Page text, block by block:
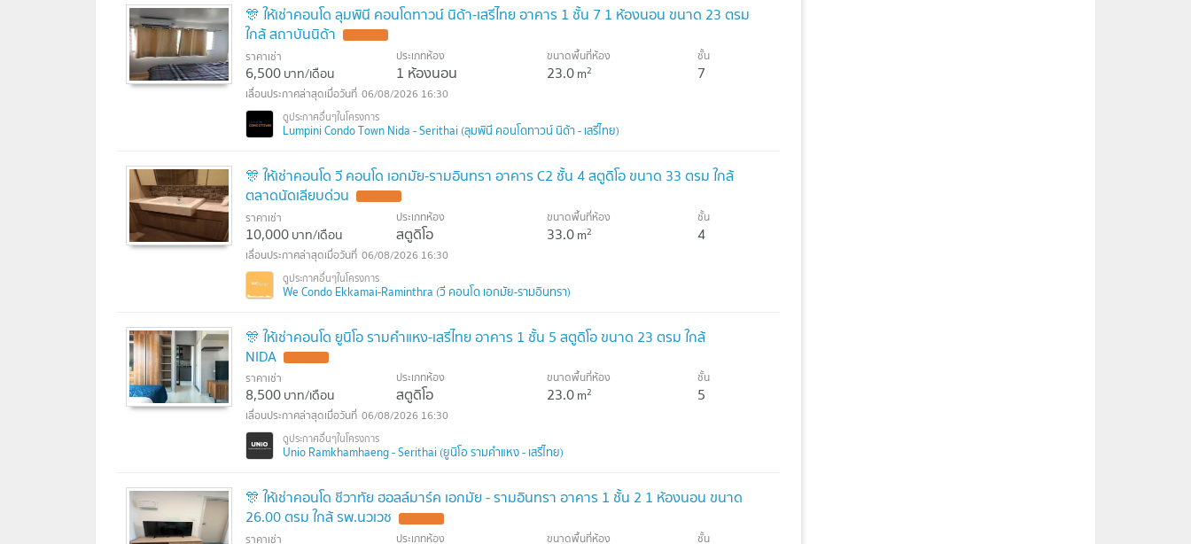
🎊 ให้เช่าคอนโด ลุมพินี คอนโดทาวน์ นิด้า-เสรีไทย อาคาร 1 ชั้น 7 1 ห้องนอน ขนาด 23 ตรม
ใกล้ สถาบันนิด้า
ราคาเช่า
6,500บาท/เดือน
ประเภทห้อง
1 ห้องนอน
ขนาดพื้นที่ห้อง
23.0m2
ชั้น
7
06/08/2026 16:30
Lumpini Condo Town Nida - Serithai (ลุมพินี คอนโดทาวน์ นิด้า - เสรีไทย)
🎊 ให้เช่าคอนโด วี คอนโด เอกมัย-รามอินทรา อาคาร C2 ชั้น 4 สตูดิโอ ขนาด 33 ตรม ใกล้
ตลาดนัดเลียบด่วน
ราคาเช่า
10,000บาท/เดือน
ประเภทห้อง
สตูดิโอ
ขนาดพื้นที่ห้อง
33.0m2
ชั้น
4
06/08/2026 16:30
We Condo Ekkamai-Raminthra (วี คอนโด เอกมัย-รามอินทรา)
🎊 ให้เช่าคอนโด ยูนิโอ รามคำแหง-เสรีไทย อาคาร 1 ชั้น 5 สตูดิโอ ขนาด 23 ตรม ใกล้
NIDA
ราคาเช่า
8,500บาท/เดือน
ประเภทห้อง
สตูดิโอ
ขนาดพื้นที่ห้อง
23.0m2
ชั้น
5
06/08/2026 16:30
Unio Ramkhamhaeng - Serithai (ยูนิโอ รามคำแหง - เสรีไทย)
🎊 ให้เช่าคอนโด ชีวาทัย ฮอลล์มาร์ค เอกมัย - รามอินทรา อาคาร 1 ชั้น 2 1 ห้องนอน ขนาด
26.00 ตรม ใกล้ รพ.นวเวช
ราคาเช่า ประเภทห้อง ขนาดพื้นที่ห้อง ชั้น